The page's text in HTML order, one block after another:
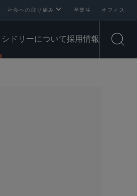
社会への取り組み 卒業生 オフィス
シドリーについて採用情報